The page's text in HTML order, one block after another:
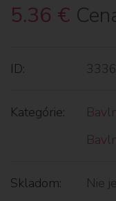
5.36 €
ID:
Kategórie:
Skladom:
Nie